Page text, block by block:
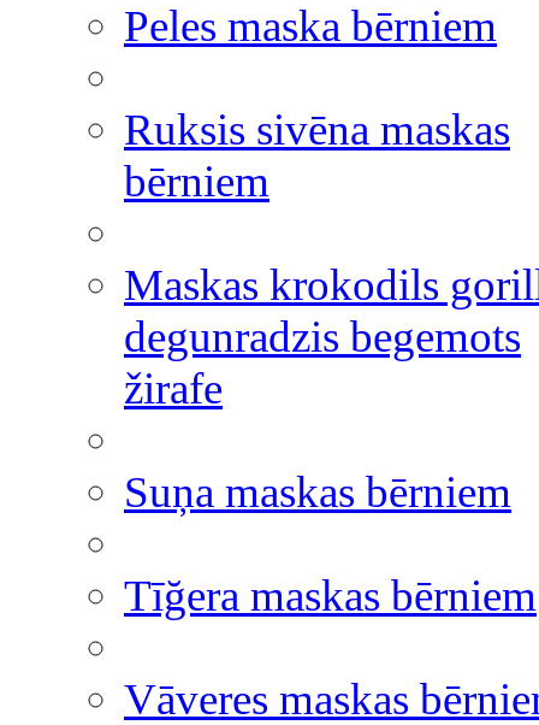
Peles maska bērniem
Ruksis sivēna maskas
bērniem
Maskas krokodils
degunradzis begemots
žirafe
Suņa maskas bērniem
Tīğera maskas bērniem
Vāveres maskas